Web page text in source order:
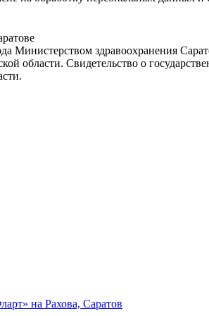
здравоохранения
области. Свидетельство о